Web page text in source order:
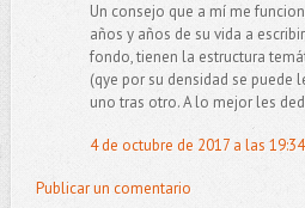
Un consejo que a mí me
años y años de su vida a
fondo, tienen la estructura
(qye por su densidad se puede
uno tras otro. A lo mejor les
4 de octubre de 2017 a las 19:34
Publicar un comentario